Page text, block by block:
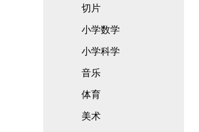
切片
小学数学
小学科学
音乐
体育
美术